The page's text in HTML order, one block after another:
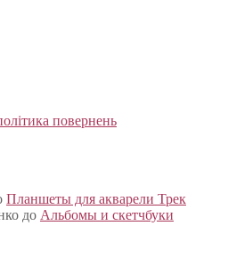
повернень
Планшеты для акварели Трек
до Альбомы и скетчбуки